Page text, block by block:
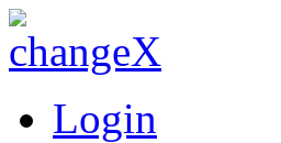
Login